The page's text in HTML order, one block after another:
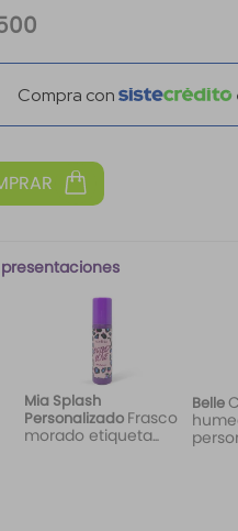
Compra con
Mia Splash
Personalizado Frasco
morado etiqueta
Belle